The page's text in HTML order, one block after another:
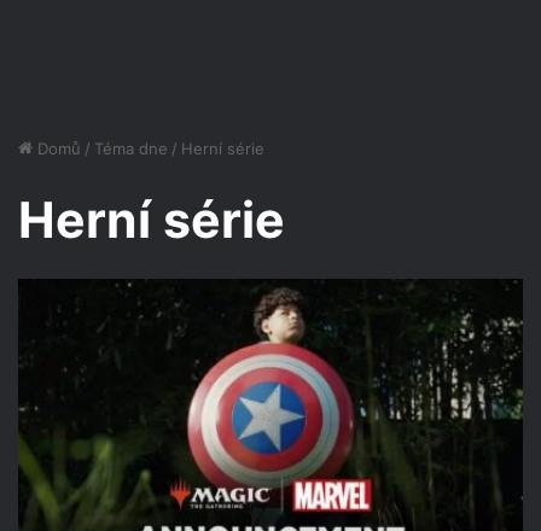
Domů / Téma dne / Herní série
Herní série